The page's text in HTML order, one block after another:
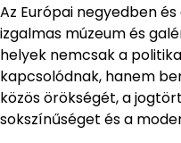
Az Európai negyedben
izgalmas múzeum és
helyek nemcsak a
kapcsolódnak, hanem
közös örökségét, a
sokszínűséget és a